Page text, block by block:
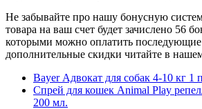
Не забывайте про нашу бонусную
товара на ваш счет будет зачислено 56
которыми можно оплатить
дополнительные скидки читайте в
Bayer Адвокат для собак 4-10 кг 1
Спрей для кошек Animal Play
200 мл.